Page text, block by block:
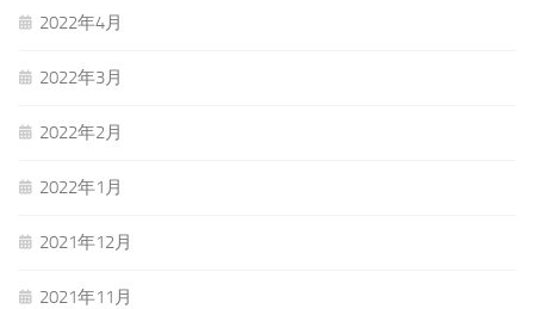
2022年4月
2022年3月
2022年2月
2022年1月
2021年12月
2021年11月